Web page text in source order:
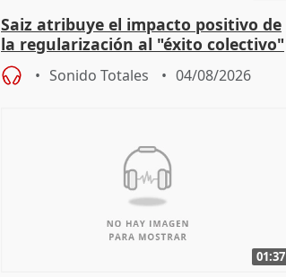
Saiz atribuye el impacto positivo de
la regularización al "éxito colectivo"
del Gobierno
Sonido Totales 04/08/2026
01:37